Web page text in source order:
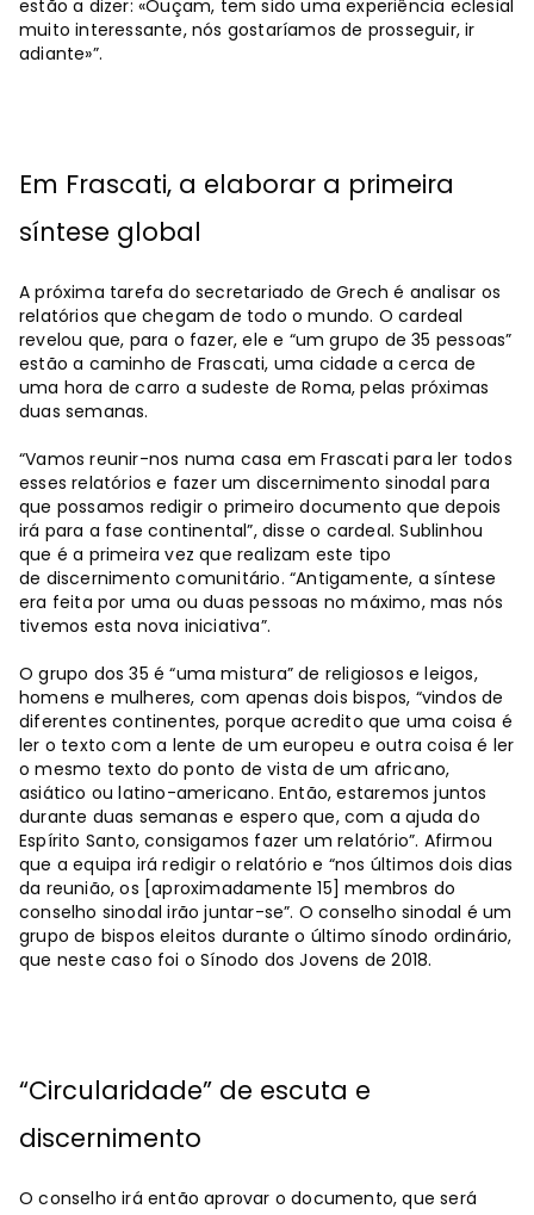
estão a dizer: «Ouçam, tem sido uma experiência eclesial
muito interessante, nós gostaríamos de prosseguir, ir
adiante»”.
Em Frascati, a elaborar a primeira
síntese global
A próxima tarefa do secretariado de Grech é analisar os
relatórios que chegam de todo o mundo. O cardeal
revelou que, para o fazer, ele e “um grupo de 35 pessoas”
estão a caminho de Frascati, uma cidade a cerca de
uma hora de carro a sudeste de Roma, pelas próximas
duas semanas.
“Vamos reunir-nos numa casa em Frascati para ler todos
esses relatórios e fazer um discernimento sinodal para
que possamos redigir o primeiro documento que depois
irá para a fase continental”, disse o cardeal. Sublinhou
que é a primeira vez que realizam este tipo
de discernimento comunitário. “Antigamente, a síntese
era feita por uma ou duas pessoas no máximo, mas nós
tivemos esta nova iniciativa”.
O grupo dos 35 é “uma mistura” de religiosos e leigos,
homens e mulheres, com apenas dois bispos, “vindos de
diferentes continentes, porque acredito que uma coisa é
ler o texto com a lente de um europeu e outra coisa é ler
o mesmo texto do ponto de vista de um africano,
asiático ou latino-americano. Então, estaremos juntos
durante duas semanas e espero que, com a ajuda do
Espírito Santo, consigamos fazer um relatório”. Afirmou
que a equipa irá redigir o relatório e “nos últimos dois dias
da reunião, os [aproximadamente 15] membros do
conselho sinodal irão juntar-se”. O conselho sinodal é um
grupo de bispos eleitos durante o último sínodo ordinário,
que neste caso foi o Sínodo dos Jovens de 2018.
“Circularidade” de escuta e
discernimento
O conselho irá então aprovar o documento, que será